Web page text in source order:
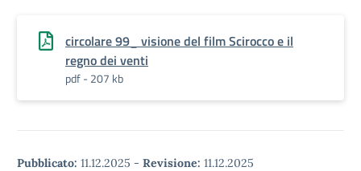
circolare 99_ visione del film Scirocco e il
regno dei venti
pdf - 207 kb
Pubblicato: 11.12.2025 - Revisione: 11.12.2025